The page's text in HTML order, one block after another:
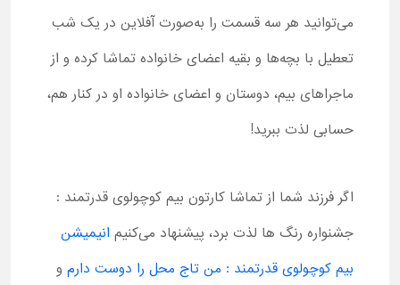
می‌توانید هر سه قسمت را به‌صورت آفلاین در یک شب
تعطیل با بچه‌ها و بقیه اعضای خانواده تماشا کرده و از
ماجراهای بیم، دوستان و اعضای خانواده او در کنار هم،
حسابی لذت ببرید!
اگر فرزند شما از تماشا کارتون بیم کوچولوی قدرتمند :
جشنواره رنگ ها لذت برد، پیشنهاد می‌کنیم انیمیشن
بیم کوچولوی قدرتمند : من تاج محل را دوست دارم و